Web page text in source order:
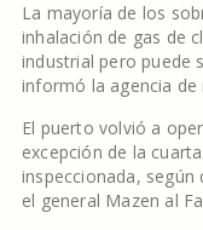
La mayoría de los
inhalación de gas de
industrial pero puede
informó la agencia de
El puerto volvió a
excepción de la
inspeccionada,
el general Mazen al